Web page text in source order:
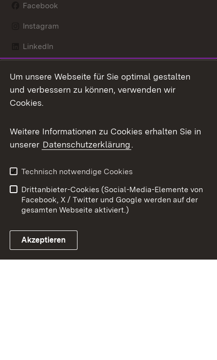
Facebook
Instagram
LinkedIn
X / Twitter
Youtube
Link zum Landesportal
Kontakt
Datenschutz
Barrierefreiheit
Impressum
Cookies
Um unsere Webseite für Sie optimal gestalten
und verbessern zu können, verwenden wir
Cookies.
Weitere Informationen zu Cookies erhalten Sie in
unserer Datenschutzerklärung.
Technisch notwendige Cookies
Drittanbieter-Cookies (Social-Media-Elemente von
Facebook, X / Twitter und Google werden auf der
gesamten Webseite aktiviert.)
Akzeptieren